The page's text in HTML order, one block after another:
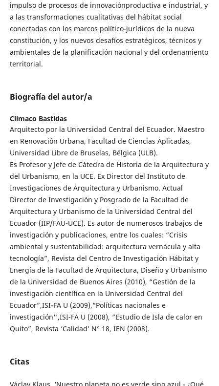
impulso de procesos de innovaciónproductiva e industrial, y
a las transformaciones cualitativas del hábitat social
conectadas con los marcos político-jurídicos de la nueva
constitución, y los nuevos desafíos estratégicos, técnicos y
ambientales de la planificación nacional y del ordenamiento
territorial.
Biografía del autor/a
Clímaco Bastidas
Arquitecto por la Universidad Central del Ecuador. Maestro
en Renovación Urbana, Facultad de Ciencias Aplicadas,
Universidad Libre de Bruselas, Bélgica (ULB).
Es Profesor y Jefe de Cátedra de Historia de la Arquitectura y
del Urbanismo, en la UCE. Ex Director del Instituto de
Investigaciones de Arquitectura y Urbanismo. Actual
Director de Investigación y Posgrado de la Facultad de
Arquitectura y Urbanismo de la Universidad Central del
Ecuador (IIP/FAU-UCE). Es autor de numerosos trabajos de
investigación y publicaciones, entre los cuales: “Crisis
ambiental y sustentabilidad: arquitectura vernácula y alta
tecnología”, Revista del Centro de Investigación Hábitat y
Energía de la Facultad de Arquitectura, Diseño y Urbanismo
de la Universidad de Buenos Aires (2010), “Gestión de la
investigación científica en la Universidad Central del
Ecuador”,ISI-FA U (2009),“Políticas nacionales e
investigación'’,ISI-FA U (2008), “Estudio de Isla de calor en
Quito”, Revista ‘Calidad’ N° 18, IEN (2008).
Citas